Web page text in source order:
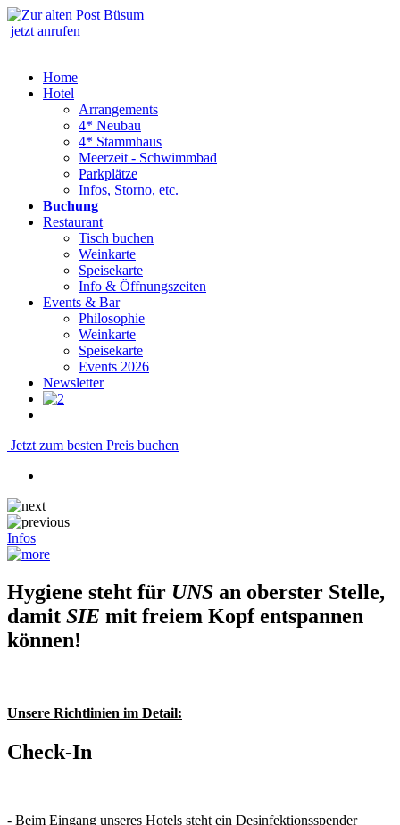
jetzt anrufen
Home
Hotel
Arrangements
4* Neubau
4* Stammhaus
Meerzeit - Schwimmbad
Parkplätze
Infos, Storno, etc.
Buchung
Restaurant
Tisch buchen
Weinkarte
Speisekarte
Info & Öffnungszeiten
Events & Bar
Philosophie
Weinkarte
Speisekarte
Events 2026
Newsletter
Jetzt zum besten Preis buchen
Infos
Hygiene steht für UNS an oberster Stelle,
damit SIE mit freiem Kopf entspannen
können!
Unsere Richtlinien im Detail:
Check-In
- Beim Eingang unseres Hotels steht ein Desinfektionsspender